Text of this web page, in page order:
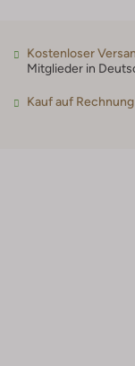
Kostenloser
Mitglieder in
Kauf auf Rechnung